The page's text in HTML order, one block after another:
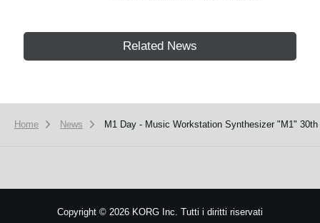
Related News
Home News M1 Day - Music Workstation Synthesizer "M1"
Copyright © 2026 KORG Inc. Tutti i diritti riservati